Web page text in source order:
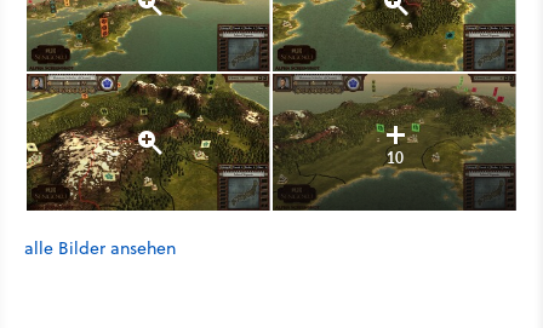
10
alle Bilder ansehen